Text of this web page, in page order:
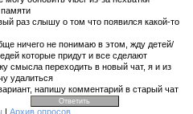
раз слышу о том что появился какой-то
ничего не понимаю в этом, жду детей/
которые придут и все сделают
смысла переходить в новый чат, я и из
удалиться
напишу комментарий в старый чат
| Архив опросов